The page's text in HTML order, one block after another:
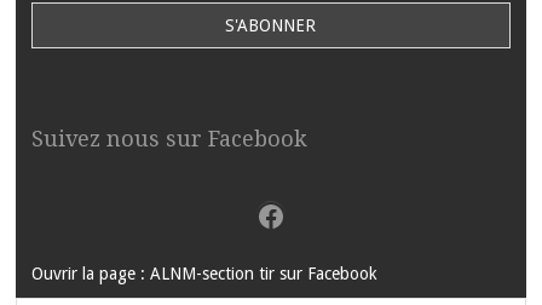
Suivez nous sur Facebook
Facebook
Ouvrir la page : ALNM-section tir sur Facebook